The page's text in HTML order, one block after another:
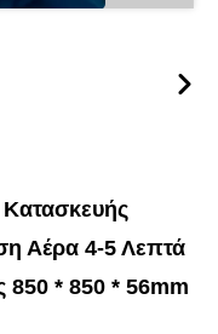
Αέρα 4-5 Λεπτά
* 850 * 56mm